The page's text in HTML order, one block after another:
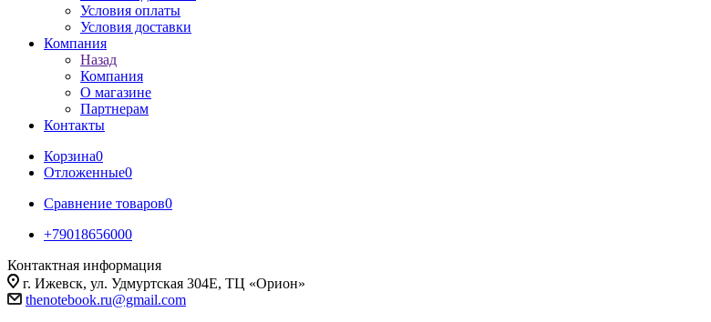
Условия оплаты
Условия доставки
Компания
Назад
Компания
О магазине
Партнерам
Контакты
Корзина0
Отложенные0
Сравнение товаров0
+79018656000
Контактная информация
г. Ижевск, ул. Удмуртская 304Е, ТЦ «Орион»
thenotebook.ru@gmail.com